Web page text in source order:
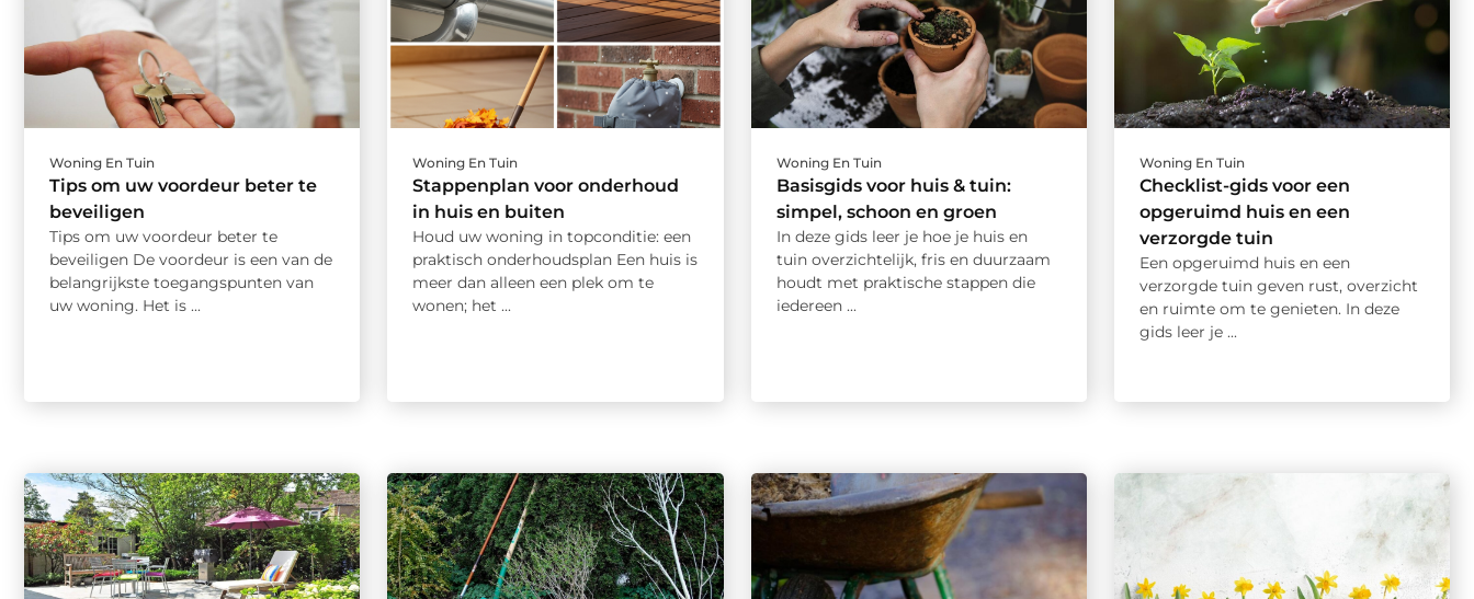
Woning En Tuin
Tips om uw voordeur beter te
beveiligen
Tips om uw voordeur beter te
beveiligen De voordeur is een van de
belangrijkste toegangspunten van
uw woning. Het is ...
Woning En Tuin
Stappenplan voor onderhoud
in huis en buiten
Houd uw woning in topconditie: een
praktisch onderhoudsplan Een huis is
meer dan alleen een plek om te
wonen; het ...
Woning En Tuin
Basisgids voor huis & tuin:
simpel, schoon en groen
In deze gids leer je hoe je huis en
tuin overzichtelijk, fris en duurzaam
houdt met praktische stappen die
iedereen ...
Woning En Tuin
Checklist-gids voor een
opgeruimd huis en een
verzorgde tuin
Een opgeruimd huis en een
verzorgde tuin geven rust, overzicht
en ruimte om te genieten. In deze
gids leer je ...